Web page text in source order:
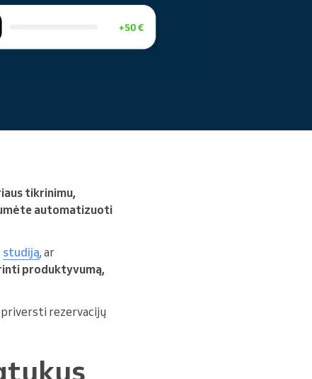
tikrinimu,
automatizuoti
studiją, ar
produktyvumą,
rezervacijų